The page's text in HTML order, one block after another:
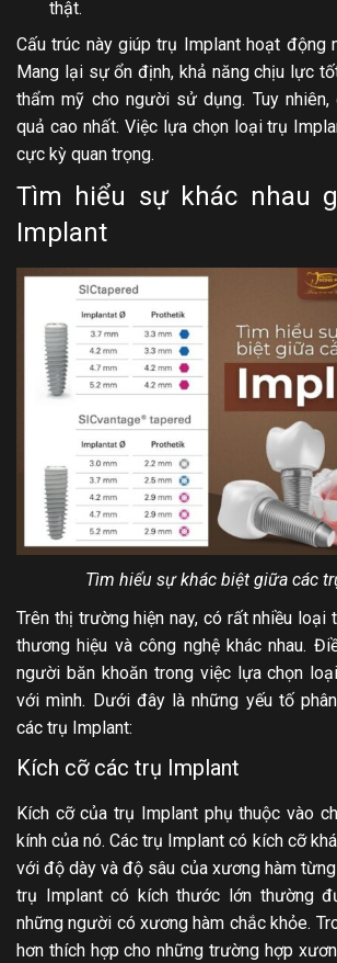
thật.
Cấu trúc này giúp trụ Implant hoạt động
Mang lại sự ổn định, khả năng chịu lực
thẩm mỹ cho người sử dụng. Tuy
quả cao nhất. Việc lựa chọn loại trụ
cực kỳ quan trọng.
Tìm hiểu sự khác nhau
Implant
Tìm hiểu sự khác biệt giữa các
Trên thị trường hiện nay, có rất nhiều loại
thương hiệu và công nghệ khác nhau.
người băn khoăn trong việc lựa chọn
với mình. Dưới đây là những yếu tố
các trụ Implant:
Kích cỡ các trụ Implant
Kích cỡ của trụ Implant phụ thuộc vào
kính của nó. Các trụ Implant có kích cỡ
với độ dày và độ sâu của xương hàm từng
trụ Implant có kích thước lớn thường
những người có xương hàm chắc khỏe.
hơn thích hợp cho những trường hợp